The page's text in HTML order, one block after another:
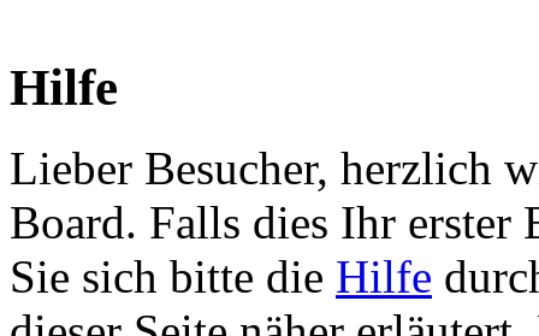
Hilfe
Lieber Besucher, herzlich
Board. Falls dies Ihr erster
Sie sich bitte die Hilfe